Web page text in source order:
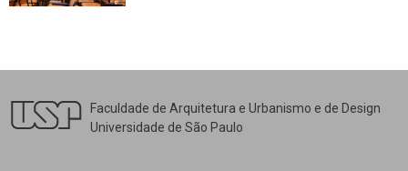
Faculdade de Arquitetura e Urbanismo e de Design
Universidade de São Paulo